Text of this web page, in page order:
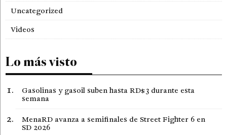
Uncategorized
Videos
Lo más visto
Gasolinas y gasoil suben hasta RD$3 durante esta
semana
MenaRD avanza a semifinales de Street Fighter 6 en
SD 2026